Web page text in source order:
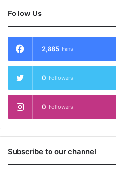
Follow Us
2,885 Fans
0 Followers
0 Followers
Subscribe to our channel